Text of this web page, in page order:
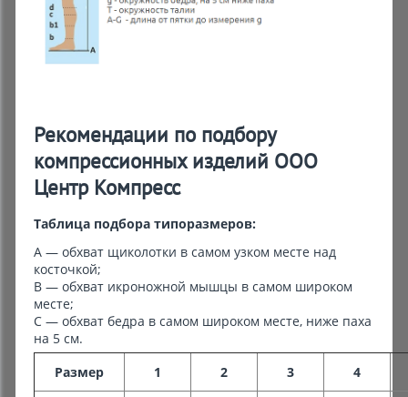
Рекомендации по подбору
компрессионных изделий ООО
Центр Компресс
Таблица подбора типоразмеров:
А — обхват щиколотки в самом узком месте над
косточкой;
В — обхват икроножной мышцы в самом широком
месте;
С — обхват бедра в самом широком месте, ниже паха
на 5 см.
Размер
1 2 3 4